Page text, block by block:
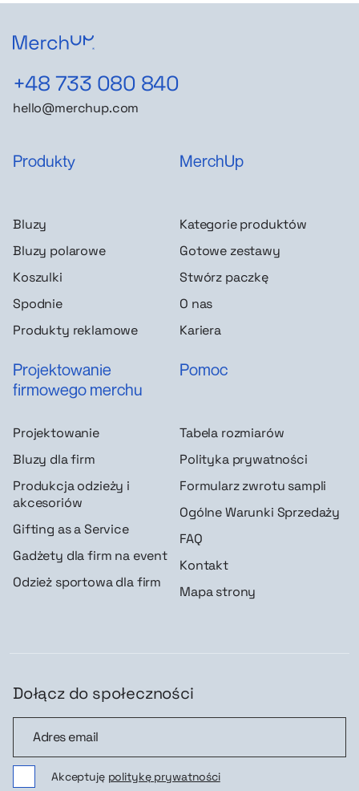
+48 733 080 840
hello@merchup.com
Produkty
Bluzy
Bluzy polarowe
Koszulki
Spodnie
Produkty reklamowe
MerchUp
Kategorie produktów
Gotowe zestawy
Stwórz paczkę
O nas
Kariera
Projektowanie
firmowego merchu
Projektowanie
Bluzy dla firm
Produkcja odzieży i
akcesoriów
Gifting as a Service
Gadżety dla firm na event
Odzież sportowa dla firm
Pomoc
Tabela rozmiarów
Polityka prywatności
Formularz zwrotu sampli
Ogólne Warunki Sprzedaży
FAQ
Kontakt
Mapa strony
Dołącz do społeczności
Akceptuję politykę prywatności